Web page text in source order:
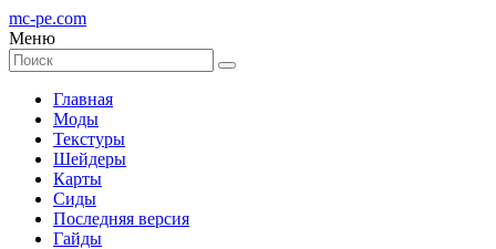
mc-pe.com
Меню
Главная
Моды
Текстуры
Шейдеры
Карты
Сиды
Последняя версия
Гайды